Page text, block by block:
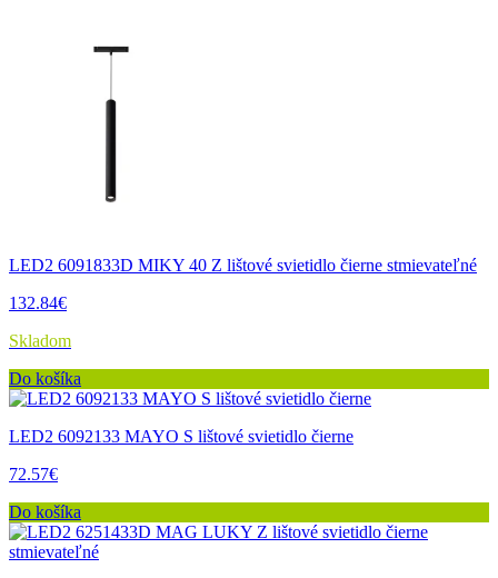
LED2 6091833D MIKY 40 Z lištové svietidlo čierne stmievateľné
132.84€
Skladom
Do košíka
LED2 6092133 MAYO S lištové svietidlo čierne
72.57€
Do košíka